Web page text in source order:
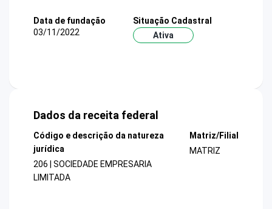
Data de fundação
03/11/2022
Situação Cadastral
Ativa
Dados da receita federal
Código e descrição da natureza
jurídica
206 | SOCIEDADE EMPRESARIA
LIMITADA
Matriz/Filial
MATRIZ